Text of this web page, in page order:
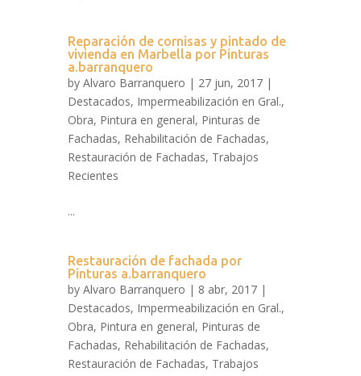
Reparación de cornisas y pintado de
vivienda en Marbella por Pinturas
a.barranquero
by Alvaro Barranquero | 27 jun, 2017 |
Destacados, Impermeabilización en Gral.,
Obra, Pintura en general, Pinturas de
Fachadas, Rehabilitación de Fachadas,
Restauración de Fachadas, Trabajos
Recientes
...
Restauración de fachada por
Pinturas a.barranquero
by Alvaro Barranquero | 8 abr, 2017 |
Destacados, Impermeabilización en Gral.,
Obra, Pintura en general, Pinturas de
Fachadas, Rehabilitación de Fachadas,
Restauración de Fachadas, Trabajos